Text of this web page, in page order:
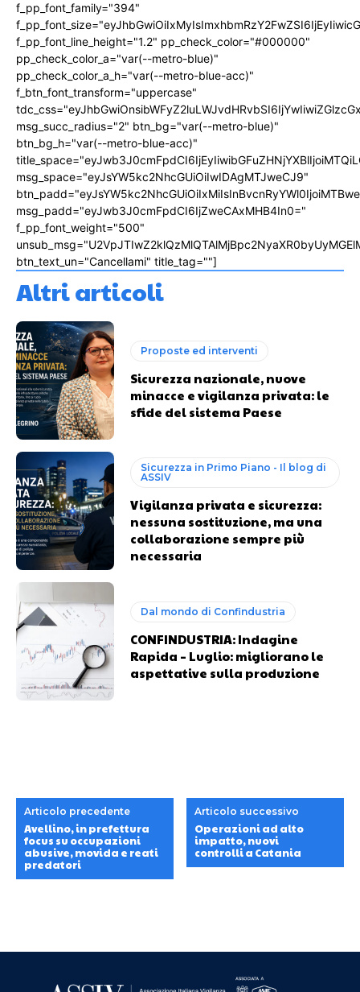
f_pp_font_family="394"
f_pp_font_line_height="1.2" pp_check_color="#000000"
pp_check_color_a="var(--metro-blue)"
pp_check_color_a_h="var(--metro-blue-acc)"
f_btn_font_transform="uppercase"
msg_succ_radius="2" btn_bg="var(--metro-blue)"
btn_bg_h="var(--metro-blue-acc)"
msg_space="eyJsYW5kc2NhcGUiOiIwIDAgMTJweCJ9"
msg_padd="eyJwb3J0cmFpdCI6IjZweCAxMHB4In0="
f_pp_font_weight="500"
btn_text_un="Cancellami" title_tag=""]
Altri articoli
Proposte ed interventi
Sicurezza nazionale, nuove
minacce e vigilanza privata: le
sfide del sistema Paese
Sicurezza in Primo Piano - Il blog di
ASSIV
Vigilanza privata e sicurezza:
nessuna sostituzione, ma una
collaborazione sempre più
necessaria
Dal mondo di Confindustria
CONFINDUSTRIA: Indagine
Rapida – Luglio: migliorano le
aspettative sulla produzione
Articolo precedente
Avellino, in prefettura
focus su occupazioni
abusive, movida e reati
predatori
Articolo successivo
Operazioni ad alto
impatto, nuovi
controlli a Catania